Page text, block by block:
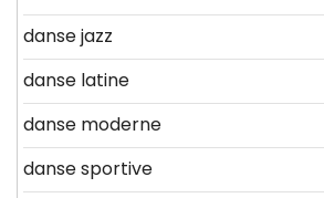
danse jazz
danse latine
danse moderne
danse sportive